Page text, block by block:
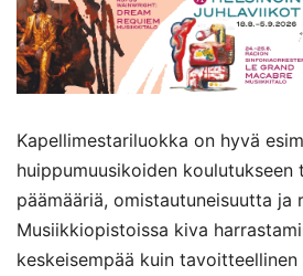
Kapellimestariluokka on hyvä
huippumuusikoiden koulutukseen
päämääriä, omistautuneisuutta ja
Musiikkiopistoissa kiva
keskeisempää kuin